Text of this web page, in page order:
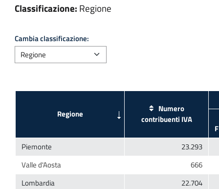
Classificazione: Regione
Cambia classificazione:
Numero